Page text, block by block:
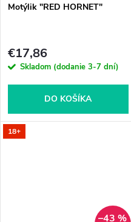
Motýlik "RED HORNET"
€17,86
Skladom (dodanie 3-7 dní)
DO KOŠÍKA
18+
–43 %